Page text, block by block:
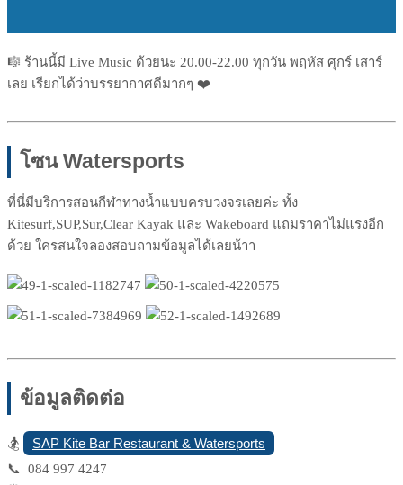
🎼 ร้านนี้มี Live Music ด้วยนะ 20.00-22.00 ทุกวัน พฤหัส ศุกร์ เสาร์
เลย เรียกได้ว่าบรรยากาศดีมากๆ ❤️
โซน Watersports
ที่นี่มีบริการสอนกีฬาทางน้ำแบบครบวงจรเลยค่ะ ทั้ง
Kitesurf,SUP,Sur,Clear Kayak และ Wakeboard แถมราคาไม่แรงอีก
ด้วย ใครสนใจลองสอบถามข้อมูลได้เลยน้าา
ข้อมูลติดต่อ
🏂 SAP Kite Bar Restaurant & Watersports
📞 084 997 4247